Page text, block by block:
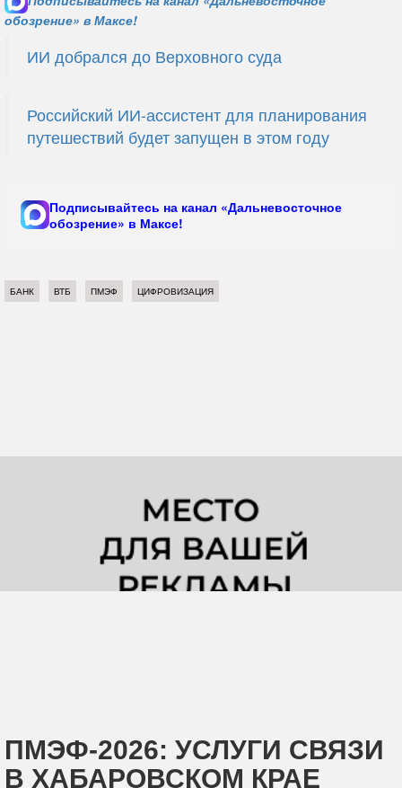
обозрение» в Максе!
ИИ добрался до Верховного суда
Российский ИИ-ассистент для планирования
путешествий будет запущен в этом году
Подписывайтесь на канал «Дальневосточное
обозрение» в Максе!
БАНК ВТБ ПМЭФ ЦИФРОВИЗАЦИЯ
ПМЭФ-2026: УСЛУГИ СВЯЗИ
В ХАБАРОВСКОМ КРАЕ